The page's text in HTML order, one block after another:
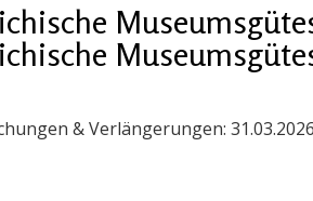
& Verlängerungen: 31.03.2026